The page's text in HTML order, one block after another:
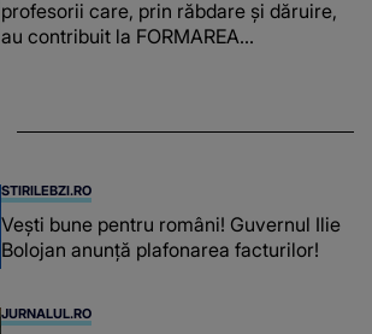
profesorii care, prin răbdare și dăruire,
au contribuit la FORMAREA
chiar și după trecerea anilor: "De
STIRILEBZI.RO
Vești bune pentru români! Guvernul Ilie
Bolojan anunță plafonarea facturilor!
JURNALUL.RO